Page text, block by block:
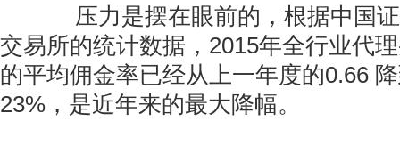
压力是摆在眼前的，根据中国证
交易所的统计数据，2015年全行业代
的平均佣金率已经从上一年度的0.66
23%，是近年来的最大降幅。